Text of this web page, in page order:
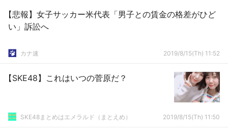
【悲報】女子サッカー米代表「男子との賃金の格差がひど
い」訴訟へ
カナ速 2019/8/15(Th) 11:52
【SKE48】これはいつの菅原だ？
SKE48まとめはエメラルド（まとえめ） 2019/8/15(Th) 11:50